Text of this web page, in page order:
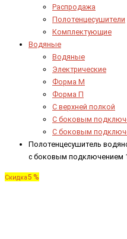
Распродажа
Полотенцесушители
Комплектующие
Водяные
Водяные
Электрические
Форма М
Форма П
C верхней полкой
C боковым
C боковым
Полотенцесушитель
с боковым подключением
Скидка5 %